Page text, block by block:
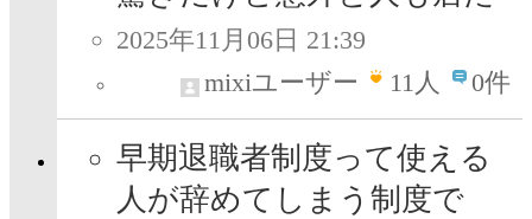
2025年11月06日 21:39
mixiユーザー
11人 0件
早期退職者制度って使える
人が辞めてしまう制度で